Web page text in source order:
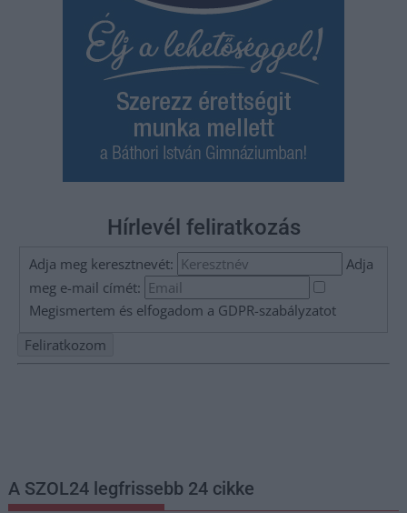
Hírlevél feliratkozás
Adja meg keresztnevét:
Adja
meg e-mail címét:
Megismertem és elfogadom a GDPR-szabályzatot
A SZOL24 legfrissebb 24 cikke